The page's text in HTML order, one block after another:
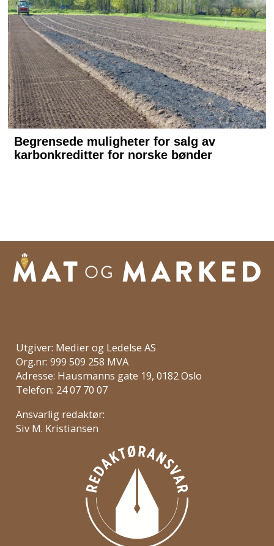
Utgiver: Medier og Ledelse AS
Org.nr: 999 509 258 MVA
Adresse: Hausmanns gate 19, 0182 Oslo
Telefon: 24 07 70 07
Ansvarlig redaktør:
Siv M. Kristiansen